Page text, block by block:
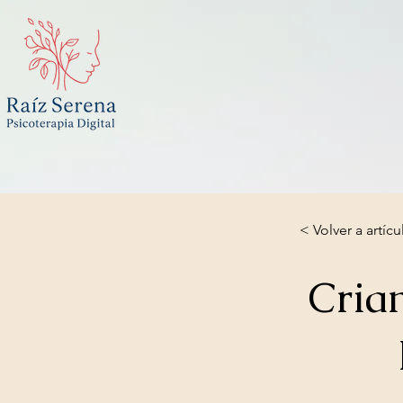
< Volver a